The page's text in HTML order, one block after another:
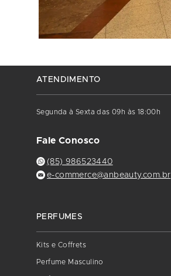
ATENDIMENTO
Segunda à Sexta das 09h às 18:00h
Fale Conosco
(85) 986523440
e-commerce@anbeauty.com.br
PERFUMES
Kits e Coffrets
Perfume Masculino